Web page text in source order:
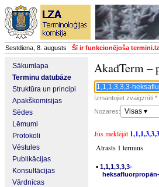
Sestdiena, 8. augusts Šī ir funkcionējoša
Sākumlapa
Terminu datubāze
Struktūra un principi
Apakškomisijas
Sēdes
Lēmumi
Protokoli
Vēstules
Publikācijas
Konsultācijas
Vārdnīcas
AkadTerm –
Izmantojiet zvaigznīti
Nozares:
Visas ▾
Jūs meklējāt
Atrasts 1 termins
▪ 1,1,1,3,3,3-